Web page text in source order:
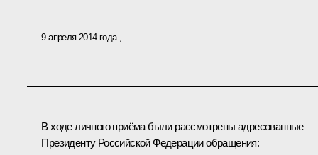
9 апреля 2014 года
В ходе личного приёма были рассмотрены адресованные
Президенту Российской Федерации обращения: